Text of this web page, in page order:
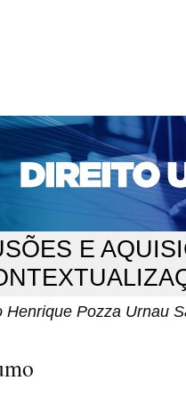
SOBRE ACESSO
EDIÇÕES DE Nº 1 A 100
211 (2018) > Santos
E
Henrique Pozza Urnau